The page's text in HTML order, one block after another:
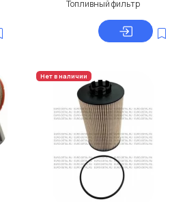
Топливный фильтр
Нет в наличии